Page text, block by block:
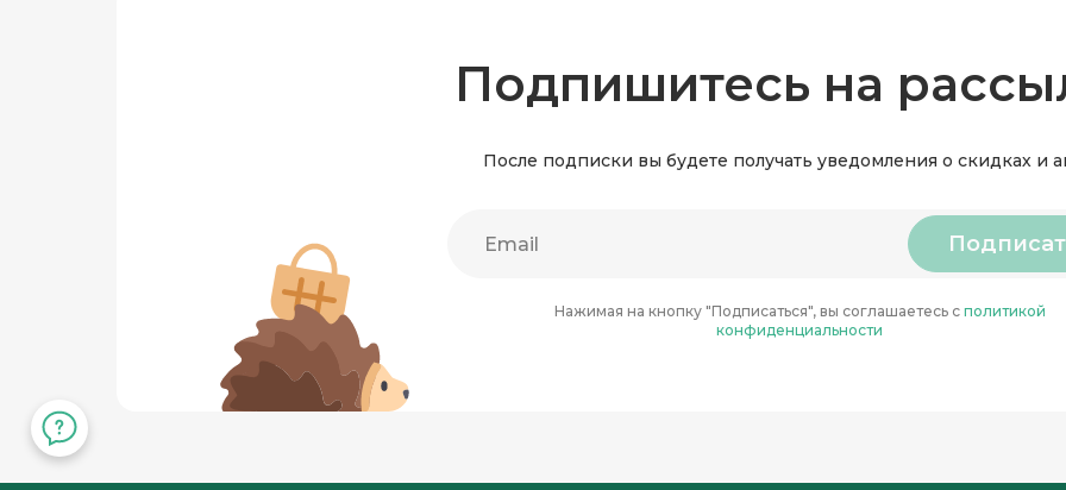
Подпишитесь на
После подписки вы будете получать уведомления о скидках и
Нажимая на кнопку "Подписаться", вы соглашаетесь с политикой
конфиденциальности